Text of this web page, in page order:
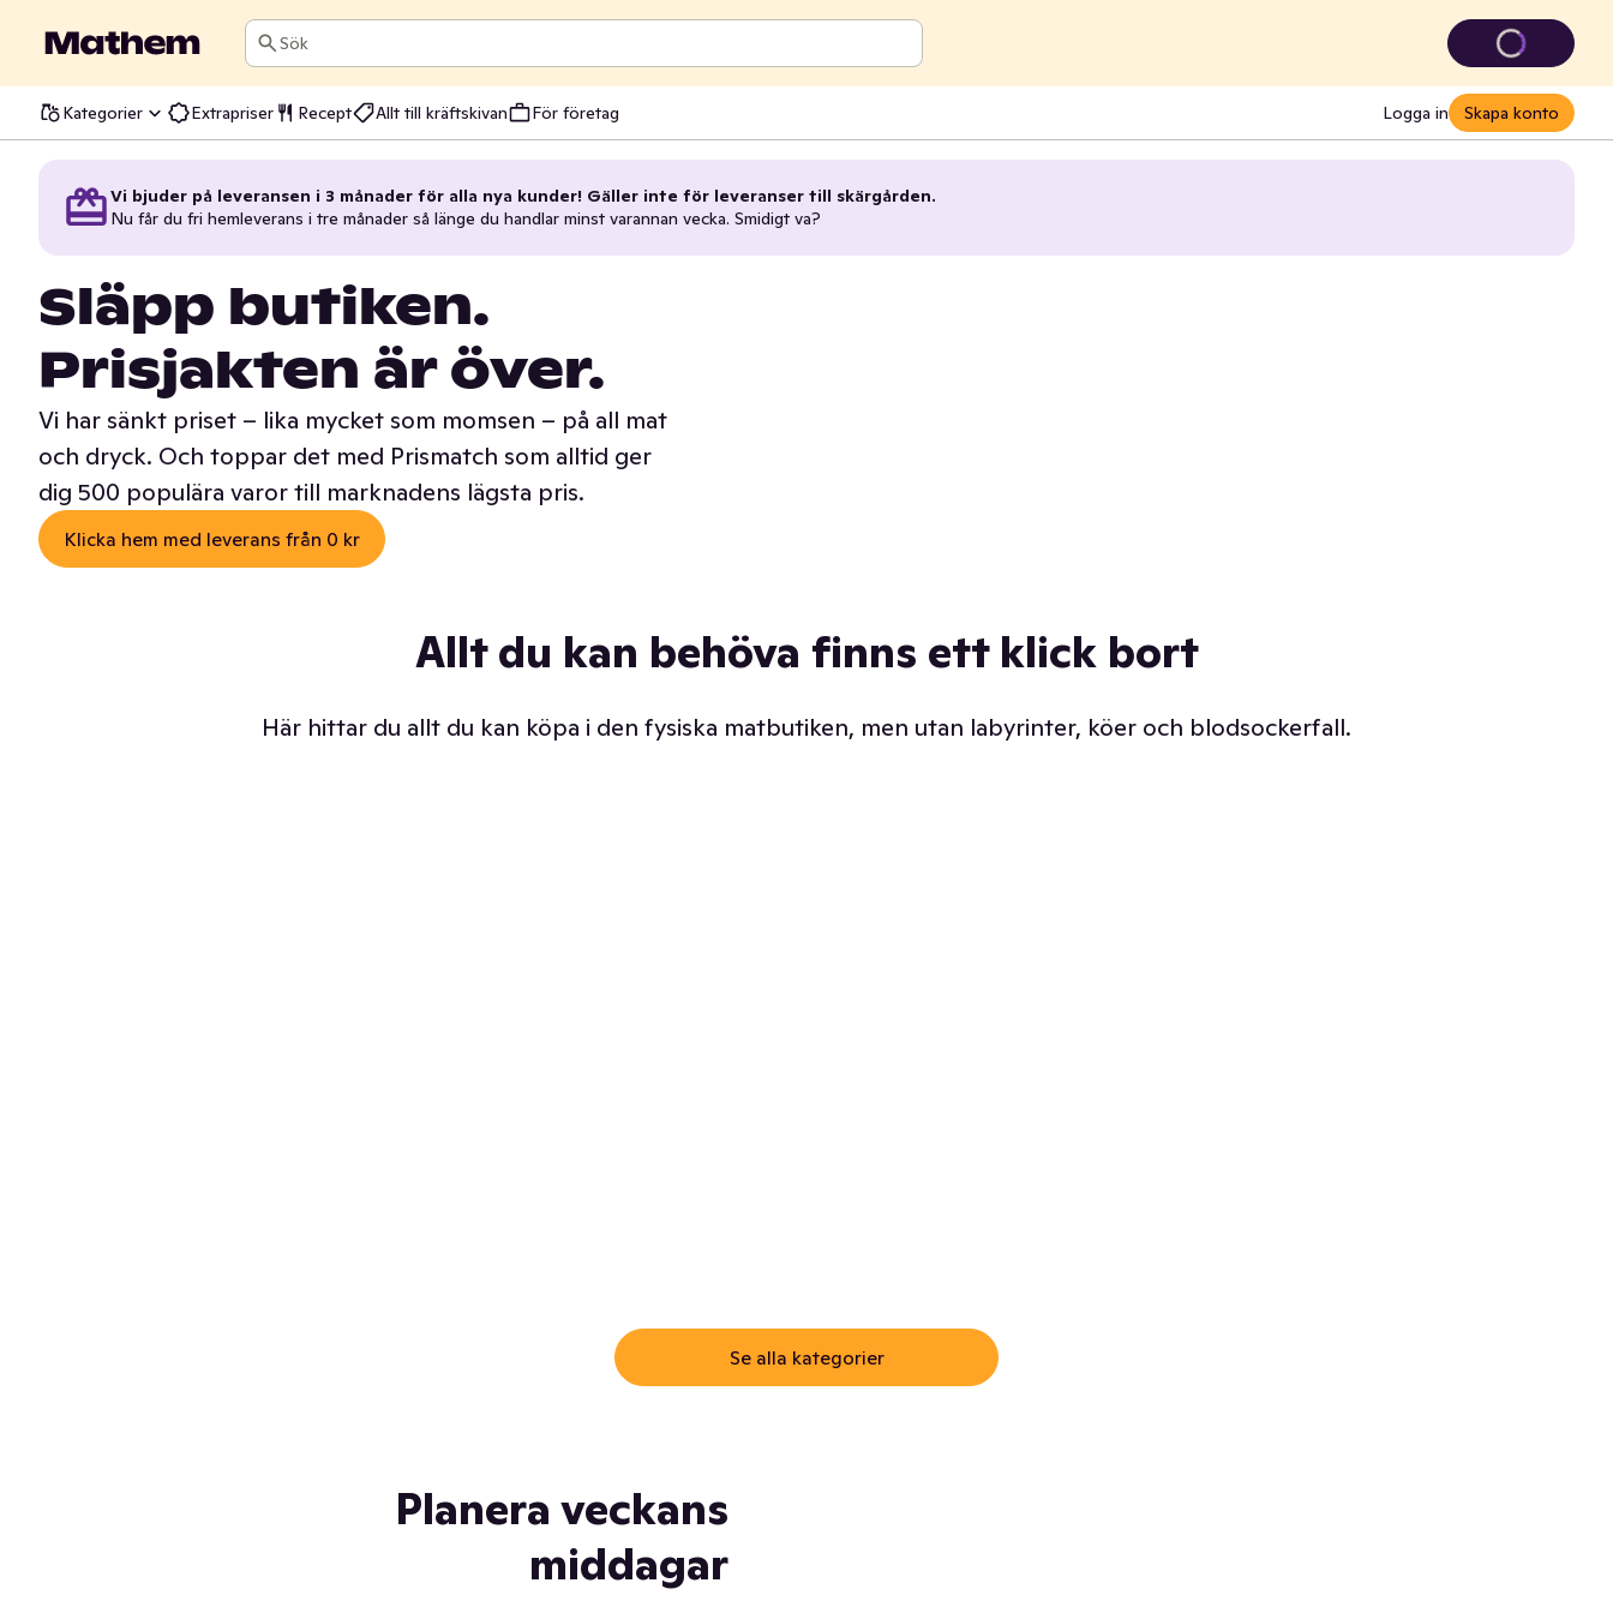
Sök
Kategorier Extrapriser Recept Allt till kräftskivan För företag Logga in Skapa konto
Vi bjuder på leveransen i 3 månader för alla nya kunder! Gäller inte för leveranser till skärgården.
Nu får du fri hemleverans i tre månader så länge du handlar minst varannan vecka. Smidigt va?
Släpp butiken.
Prisjakten är över.
Vi har sänkt priset – lika mycket som momsen – på all mat
och dryck. Och toppar det med Prismatch som alltid ger
dig 500 populära varor till marknadens lägsta pris.
Klicka hem med leverans från 0 kr
Allt du kan behöva finns ett klick bort
Här hittar du allt du kan köpa i den fysiska matbutiken, men utan labyrinter, köer och blodsockerfall.
Se alla kategorier
Planera veckans
middagar